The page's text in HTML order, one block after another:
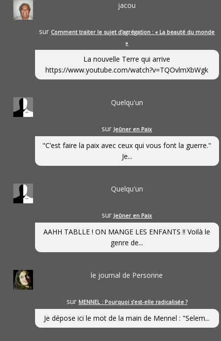
jacou
sur Comment traiter le sujet d’agrégation : « La beauté du monde
»
La nouvelle Terre qui arrive
https://www.youtube.com/watch?v=TQOvlmXbWgk
Quelqu'un
sur Jeûner en Paix
"C’est faire la paix avec ceux qui vous font la guerre."
Je...
Quelqu'un
sur Jeûner en Paix
AAHH TABLLE ! ON MANGE LES ENFANTS !! Voilà le
genre de...
le journal de Personne
sur MENNEL : Pourquoi s’est-elle radicalisée ?
Je dépose ici le mot de la main de Mennel : "Selem...